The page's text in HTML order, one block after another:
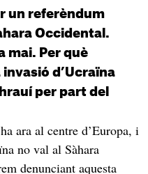
un referèndum
Occidental.
mai. Per què
d’Ucraïna
per part del
ara al centre d’Europa, i
no val al Sàhara
denunciant aquesta